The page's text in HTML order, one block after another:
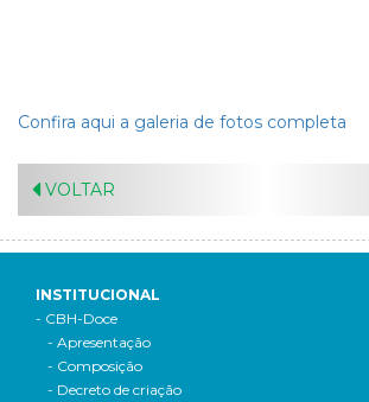
Confira aqui a galeria de fotos completa
VOLTAR
INSTITUCIONAL
- CBH-Doce
- Apresentação
- Composição
- Decreto de criação